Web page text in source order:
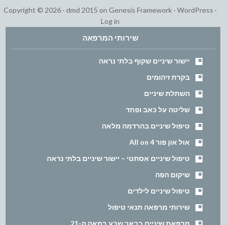
Copyright © 2026 · dmd 2015 on Genesis Framework · WordPress ·
Log in
שירותי המרפאה
יישור שיניים שקוף בלתי נראה
בקרת זיהומים
השתלת שיניים
שליטה על כאב ופחד
טיפול שיניים בהרדמה מלאה
אול און פור All on 4
טיפול שיניים אסתטי – יישור שיניים בלתי נראה
שיקום הפה
טיפול שיניים לילדים
שירותי מרפאה תנאי טיפול
מרפאת שיניים בבאר שבע במאה ה-21